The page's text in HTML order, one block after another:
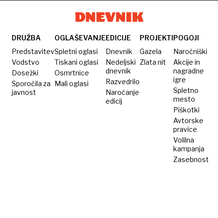
evrov
izdelka
ni ovira,
ampak
največja
privlačnost
slovenske
plače za
100
mililitrov
parfuma
»Stisnilo
me je v
želodcu«
DRUŽBA
Predstavitev
Vodstvo
Dosežki
Sporočila za
javnost
OGLAŠEVANJE
Spletni oglasi
Tiskani oglasi
Osmrtnice
Mali oglasi
EDICIJE
Dnevnik
Nedeljski
dnevnik
Razvedrilo
Naročanje
edicij
PROJEKTI
Gazela
Zlata nit
POGOJI
Naročniški
Akcije in
nagradne
igre
Spletno
mesto
Piškotki
Avtorske
pravice
Volilna
kampanja
Zasebnost